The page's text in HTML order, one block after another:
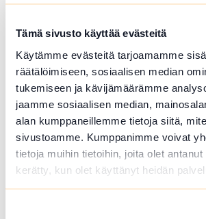
Tämä sivusto käyttää evästeitä
Käytämme evästeitä tarjoamamme
räätälöimiseen, sosiaalisen median
tukemiseen ja kävijämäärämme
jaamme sosiaalisen median,
alan kumppaneillemme tietoja siitä,
sivustoamme. Kumppanimme voivat
tietoja muihin tietoihin, joita olet
kerätty, kun olet käyttänyt heidän
Hämeenlinna
Nuorten puhallinsoittajien
musiikkihetki
Lue lisää tapahtumasta